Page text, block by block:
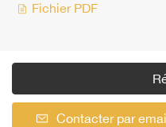
Fichier PDF
Contacter par